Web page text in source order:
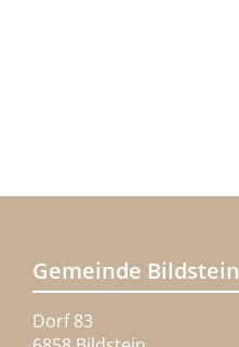
Gemeinde Bildstein
Dorf 83